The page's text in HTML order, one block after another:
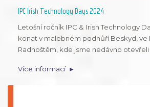
IPC Irish Technology Days 2024
Letošní ročník IPC & Irish Technology
konat v malebném podhůří Beskyd, ve
Radhoštěm, kde jsme nedávno
Více informací